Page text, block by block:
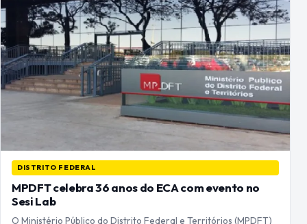
DISTRITO FEDERAL
MPDFT celebra 36 anos do ECA com evento no
Sesi Lab
O Ministério Público do Distrito Federal e Territórios (MPDFT)